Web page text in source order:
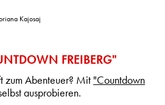
Kajosaj
FREIBERG"
zum Abenteuer? Mit "Countdown
ausprobieren.